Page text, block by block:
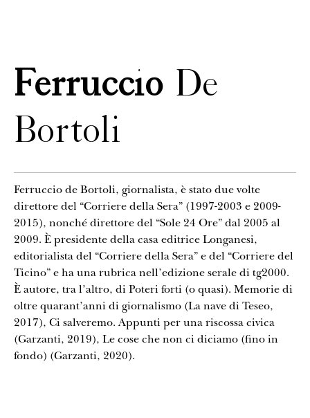
FerruccioDe
Bortoli
Ferruccio de Bortoli, giornalista, è stato due volte
direttore del “Corriere della Sera” (1997-2003 e 2009-
2015), nonché direttore del “Sole 24 Ore” dal 2005 al
2009. È presidente della casa editrice Longanesi,
editorialista del “Corriere della Sera” e del “Corriere del
Ticino” e ha una rubrica nell’edizione serale di tg2000.
È autore, tra l’altro, di Poteri forti (o quasi). Memorie di
oltre quarant’anni di giornalismo (La nave di Teseo,
2017), Ci salveremo. Appunti per una riscossa civica
(Garzanti, 2019), Le cose che non ci diciamo (fino in
fondo) (Garzanti, 2020).